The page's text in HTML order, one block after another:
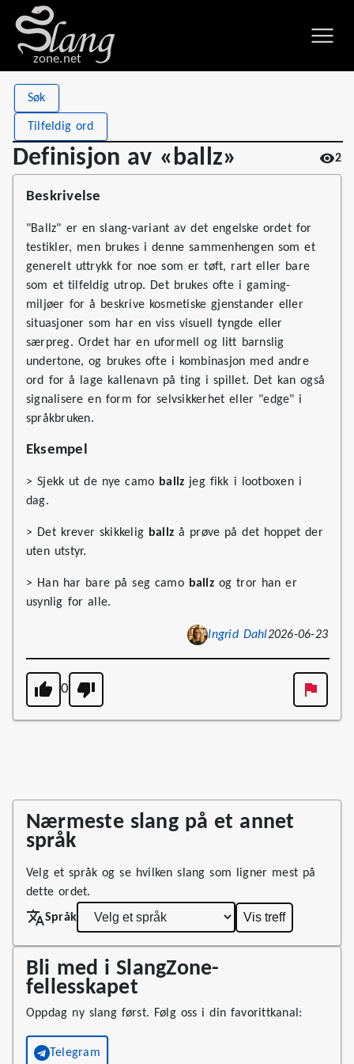
zone.net
Søk
Tilfeldig ord
Definisjon av «ballz» 2
Definisjon av «ballz»
Stat
Views
Definitions 1
2026
Beskrivelse
"Ballz" er en slang-variant av det engelske ordet for
testikler, men brukes i denne sammenhengen som et
generelt uttrykk for noe som er tøft, rart eller bare
som et tilfeldig utrop. Det brukes ofte i gaming-
miljøer for å beskrive kosmetiske gjenstander eller
situasjoner som har en viss visuell tyngde eller
særpreg. Ordet har en uformell og litt barnslig
undertone, og brukes ofte i kombinasjon med andre
ord for å lage kallenavn på ting i spillet. Det kan også
signalisere en form for selvsikkerhet eller "edge" i
språkbruken.
Eksempel
> Sjekk ut de nye camo ballz jeg fikk i lootboxen i
dag.
> Det krever skikkelig ballz å prøve på det hoppet der
uten utstyr.
> Han har bare på seg camo ballzog tror han er
usynlig for alle.
Ingrid Dahl2026-06-23
0
Nærmeste slang på et annet
språk
Velg et språk og se hvilken slang som ligner mest på
dette ordet.
Språk
Vis treff
Bli med i SlangZone-
fellesskapet
Oppdag ny slang først. Følg oss i din favorittkanal:
Telegram